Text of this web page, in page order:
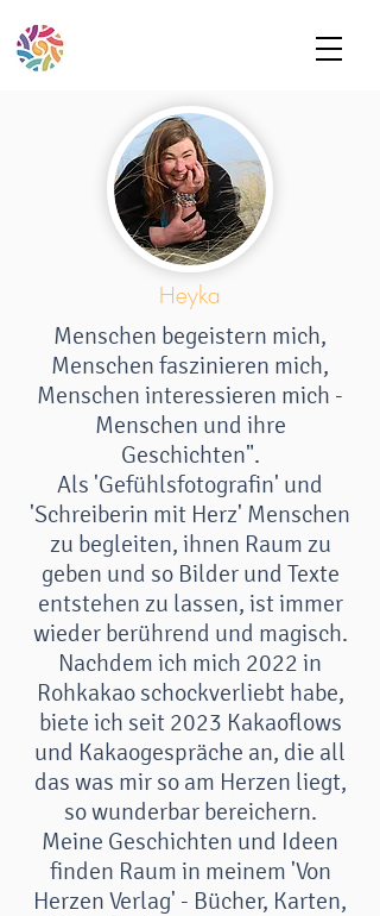
Heyka
Menschen begeistern mich,
Menschen faszinieren mich,
Menschen interessieren mich -
Menschen und ihre
Geschichten".
Als 'Gefühlsfotografin' und
'Schreiberin mit Herz' Menschen
zu begleiten, ihnen Raum zu
geben und so Bilder und Texte
entstehen zu lassen, ist immer
wieder berührend und magisch.
Nachdem ich mich 2022 in
Rohkakao schockverliebt habe,
biete ich seit 2023 Kakaoflows
und Kakaogespräche an, die all
das was mir so am Herzen liegt,
so wunderbar bereichern.
Meine Geschichten und Ideen
finden Raum in meinem 'Von
Herzen Verlag' - Bücher, Karten,